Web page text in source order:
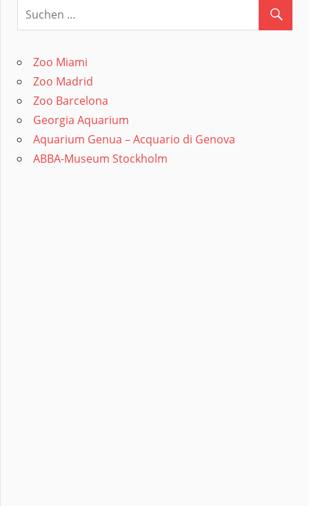
Zoo Miami
Zoo Madrid
Zoo Barcelona
Georgia Aquarium
Aquarium Genua – Acquario di Genova
ABBA-Museum Stockholm